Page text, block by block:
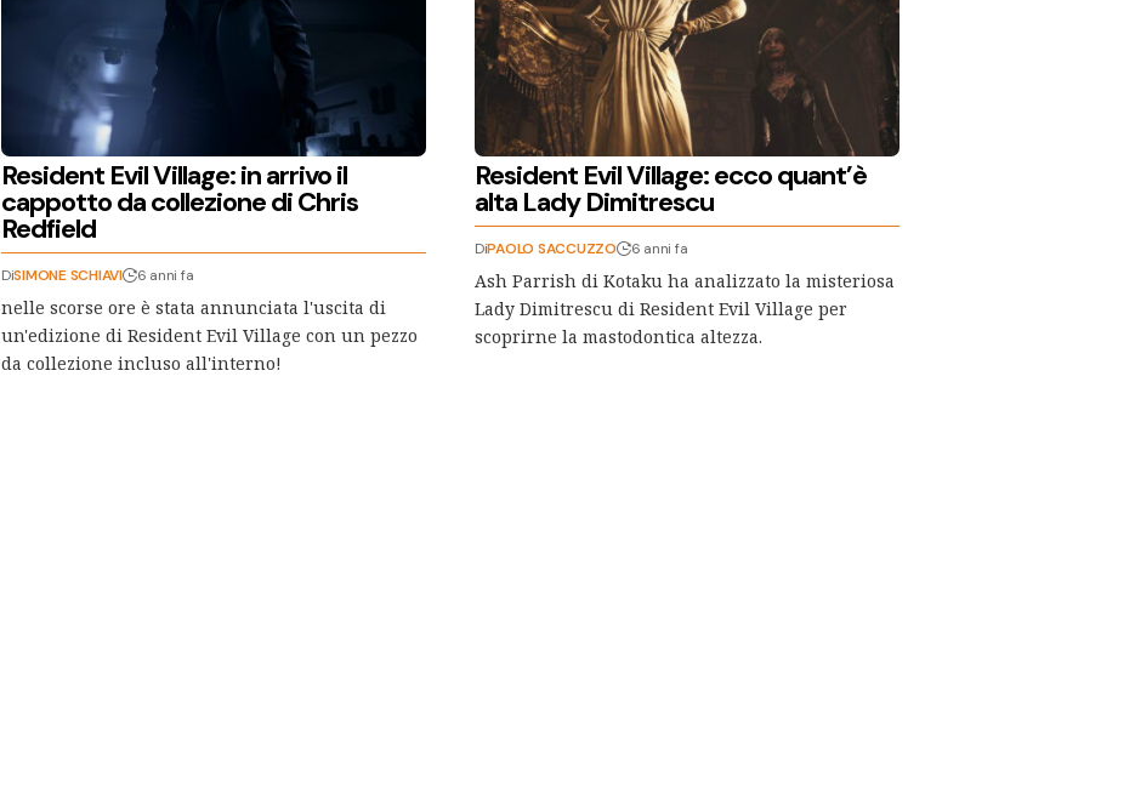
Resident Evil Village: in arrivo il
cappotto da collezione di Chris
Redfield
DiSIMONE SCHIAVI 6 anni fa
nelle scorse ore è stata annunciata l'uscita di
un'edizione di Resident Evil Village con un pezzo
da collezione incluso all'interno!
Resident Evil Village: ecco quant’è
alta Lady Dimitrescu
DiPAOLO SACCUZZO 6 anni fa
Ash Parrish di Kotaku ha analizzato la misteriosa
Lady Dimitrescu di Resident Evil Village per
scoprirne la mastodontica altezza.